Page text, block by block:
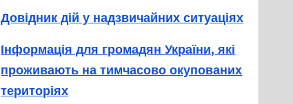
Довідник дій у надзвичайних ситуаціях
Інформація для громадян України, які
проживають на тимчасово окупованих
територіях